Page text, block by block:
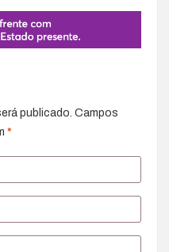
publicado. Campos
*